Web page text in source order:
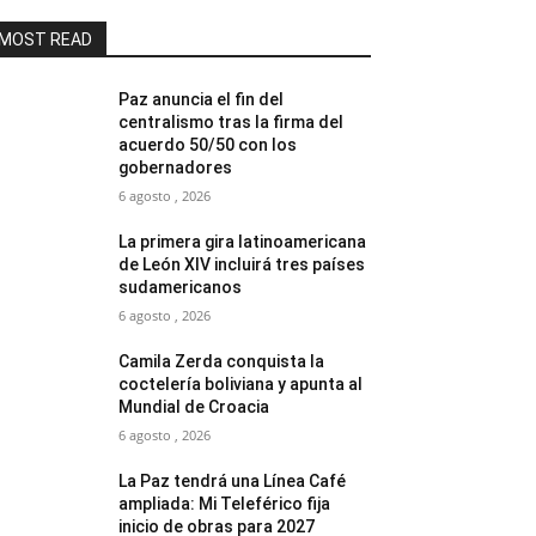
READ
Paz anuncia el fin del
centralismo tras la firma del
acuerdo 50/50 con los
gobernadores
6 agosto , 2026
La primera gira latinoamericana
de León XIV incluirá tres países
sudamericanos
6 agosto , 2026
Camila Zerda conquista la
coctelería boliviana y apunta al
Mundial de Croacia
6 agosto , 2026
La Paz tendrá una Línea Café
ampliada: Mi Teleférico fija
inicio de obras para 2027